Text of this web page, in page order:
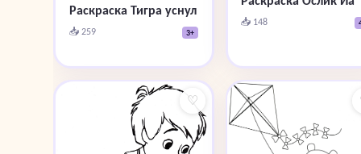
Раскраска Тигра уснул
📥 259 3+
📥 148
♡